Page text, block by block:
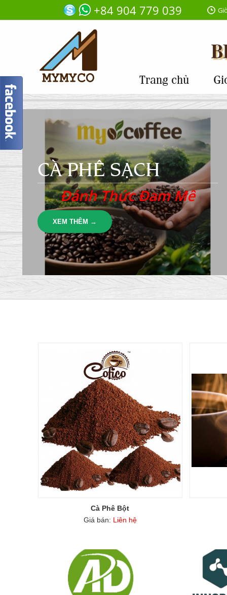
+84 904 779 039
Trang chủ
CÀ PHÊ SẠCH
Đánh Thức Đam Mê
XEM THÊM →
Cà Phê Bột
Giá bán: Liên hệ